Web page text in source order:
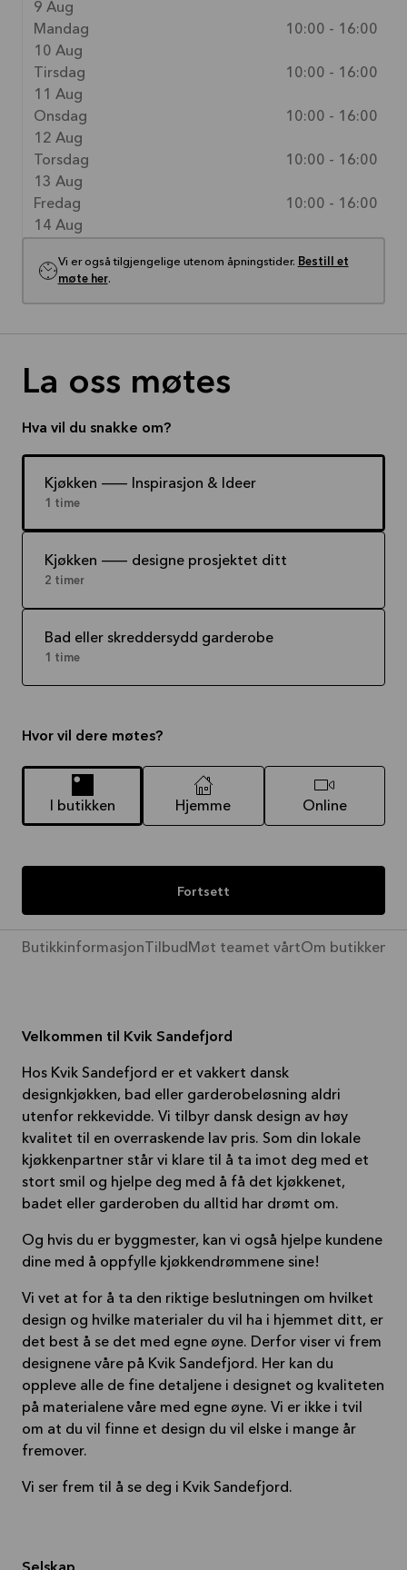
9 Aug
Mandag
10 Aug
10:00 - 16:00
Tirsdag
11 Aug
10:00 - 16:00
Onsdag
12 Aug
10:00 - 16:00
Torsdag
13 Aug
10:00 - 16:00
Fredag
14 Aug
10:00 - 16:00
Vi er også tilgjengelige utenom åpningstider. Bestill et
møte her.
La oss møtes
Hva vil du snakke om?
Kjøkken -- Inspirasjon & Ideer
1 time
Kjøkken -- designe prosjektet ditt
2 timer
Bad eller skreddersydd garderobe
1 time
Hvor vil dere møtes?
I butikken Hjemme Online
Fortsett
Butikkinformasjon Tilbud Møt teamet vårtOm butikken
Velkommen til Kvik Sandefjord
Hos Kvik Sandefjord er et vakkert dansk
designkjøkken, bad eller garderobeløsning aldri
utenfor rekkevidde. Vi tilbyr dansk design av høy
kvalitet til en overraskende lav pris. Som din lokale
kjøkkenpartner står vi klare til å ta imot deg med et
stort smil og hjelpe deg med å få det kjøkkenet,
badet eller garderoben du alltid har drømt om.
Og hvis du er byggmester, kan vi også hjelpe kundene
dine med å oppfylle kjøkkendrømmene sine!
Vi vet at for å ta den riktige beslutningen om hvilket
design og hvilke materialer du vil ha i hjemmet ditt, er
det best å se det med egne øyne. Derfor viser vi frem
designene våre på Kvik Sandefjord. Her kan du
oppleve alle de fine detaljene i designet og kvaliteten
på materialene våre med egne øyne. Vi er ikke i tvil
om at du vil finne et design du vil elske i mange år
fremover.
Vi ser frem til å se deg i Kvik Sandefjord.